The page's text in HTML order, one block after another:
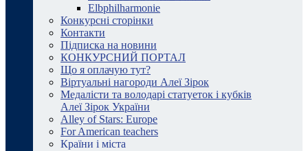
Elbphilharmonie
Конкурсні сторінки
Контакти
Підписка на новини
КОНКУРСНИЙ ПОРТАЛ
Що я оплачую тут?
Віртуальні нагороди Алеї Зірок
Медалісти та володарі статуеток і кубків
Алеї Зірок України
Alley of Stars: Europe
For American teachers
Країни і міста